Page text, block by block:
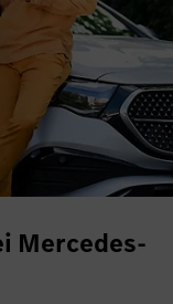
Mercedes-